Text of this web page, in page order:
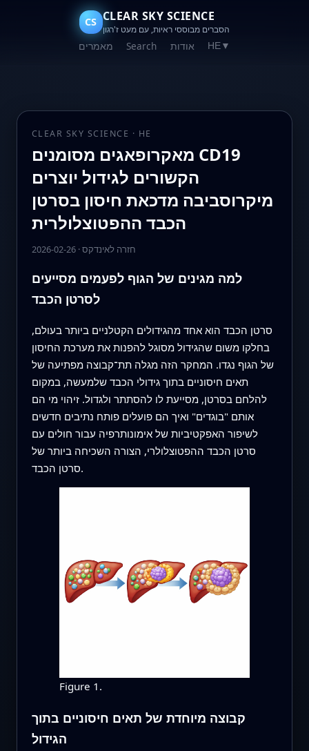
CS CLEAR SKY SCIENCE
הסברים מבוססי ראיות, עם מעט ז'רגון
מאמרים Search אודות HE▼
CLEAR SKY SCIENCE · HE
מאקרופאגים מסומנים CD19
הקשורים לגידול יוצרים
מיקרוסביבה מדכאת חיסון בסרטן
הכבד ההפטוצלולרית
2026-02-26·חזרה לאינדקס
למה מגינים של הגוף לפעמים מסייעים
לסרטן הכבד
סרטן הכבד הוא אחד מהגידולים הקטלניים ביותר בעולם,
בחלקו משום שהגידול מסוגל להפנות את מערכת החיסון
של הגוף נגדו. המחקר הזה מגלה תת־קבוצה מפתיעה של
תאים חיסוניים בתוך גידולי הכבד שלמעשה, במקום
להלחם בסרטן, מסייעת לו להסתתר ולגדול. זיהוי מי הם
אותם "בוגדים" ואיך הם פועלים פותח נתיבים חדשים
לשיפור האפקטיביות של אימונותרפיה עבור חולים עם
סרטן הכבד ההפטוצלולרי, הצורה השכיחה ביותר של
סרטן הכבד.
Figure 1.
קבוצה מיוחדת של תאים חיסוניים בתוך
הגידול